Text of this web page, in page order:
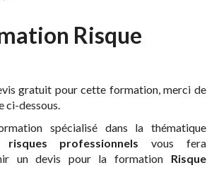
Risque
gratuit pour cette formation, merci de
ci-dessous.
spécialisé dans la thématique
professionnels vous fera
un devis pour la formation Risque